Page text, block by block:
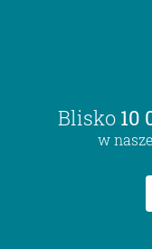
Blisko 10
w